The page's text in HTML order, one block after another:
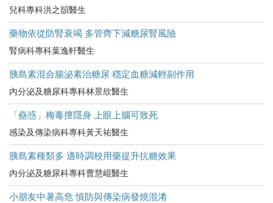
兒科專科洪之韻醫生
藥物依從防腎衰竭 多管齊下減糖尿腎風險
腎病科專科葉逸軒醫生
胰島素混合腸泌素治糖尿 穩定血糖減輕副作用
內分泌及糖尿科專科林景欣醫生
「蠱惑」梅毒擅隱身 上眼上腦可致死
感染及傳染病科專科黃天祐醫生
胰島素種類多 適時調校用藥提升抗糖效果
內分泌及糖尿科專科曹慧崐醫生
小朋友中暑高危​ 慎防與傳染病發燒混淆